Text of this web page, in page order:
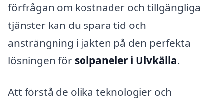
förfrågan om kostnader och tillgängliga
tjänster kan du spara tid och
ansträngning i jakten på den perfekta
lösningen för solpaneler i Ulvkälla.
Att förstå de olika teknologier och